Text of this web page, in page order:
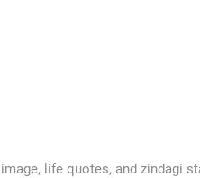
life quotes, and zindagi